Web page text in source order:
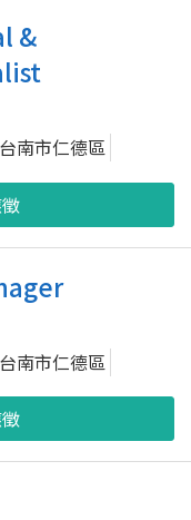
&
台南市仁德區
台南市仁德區